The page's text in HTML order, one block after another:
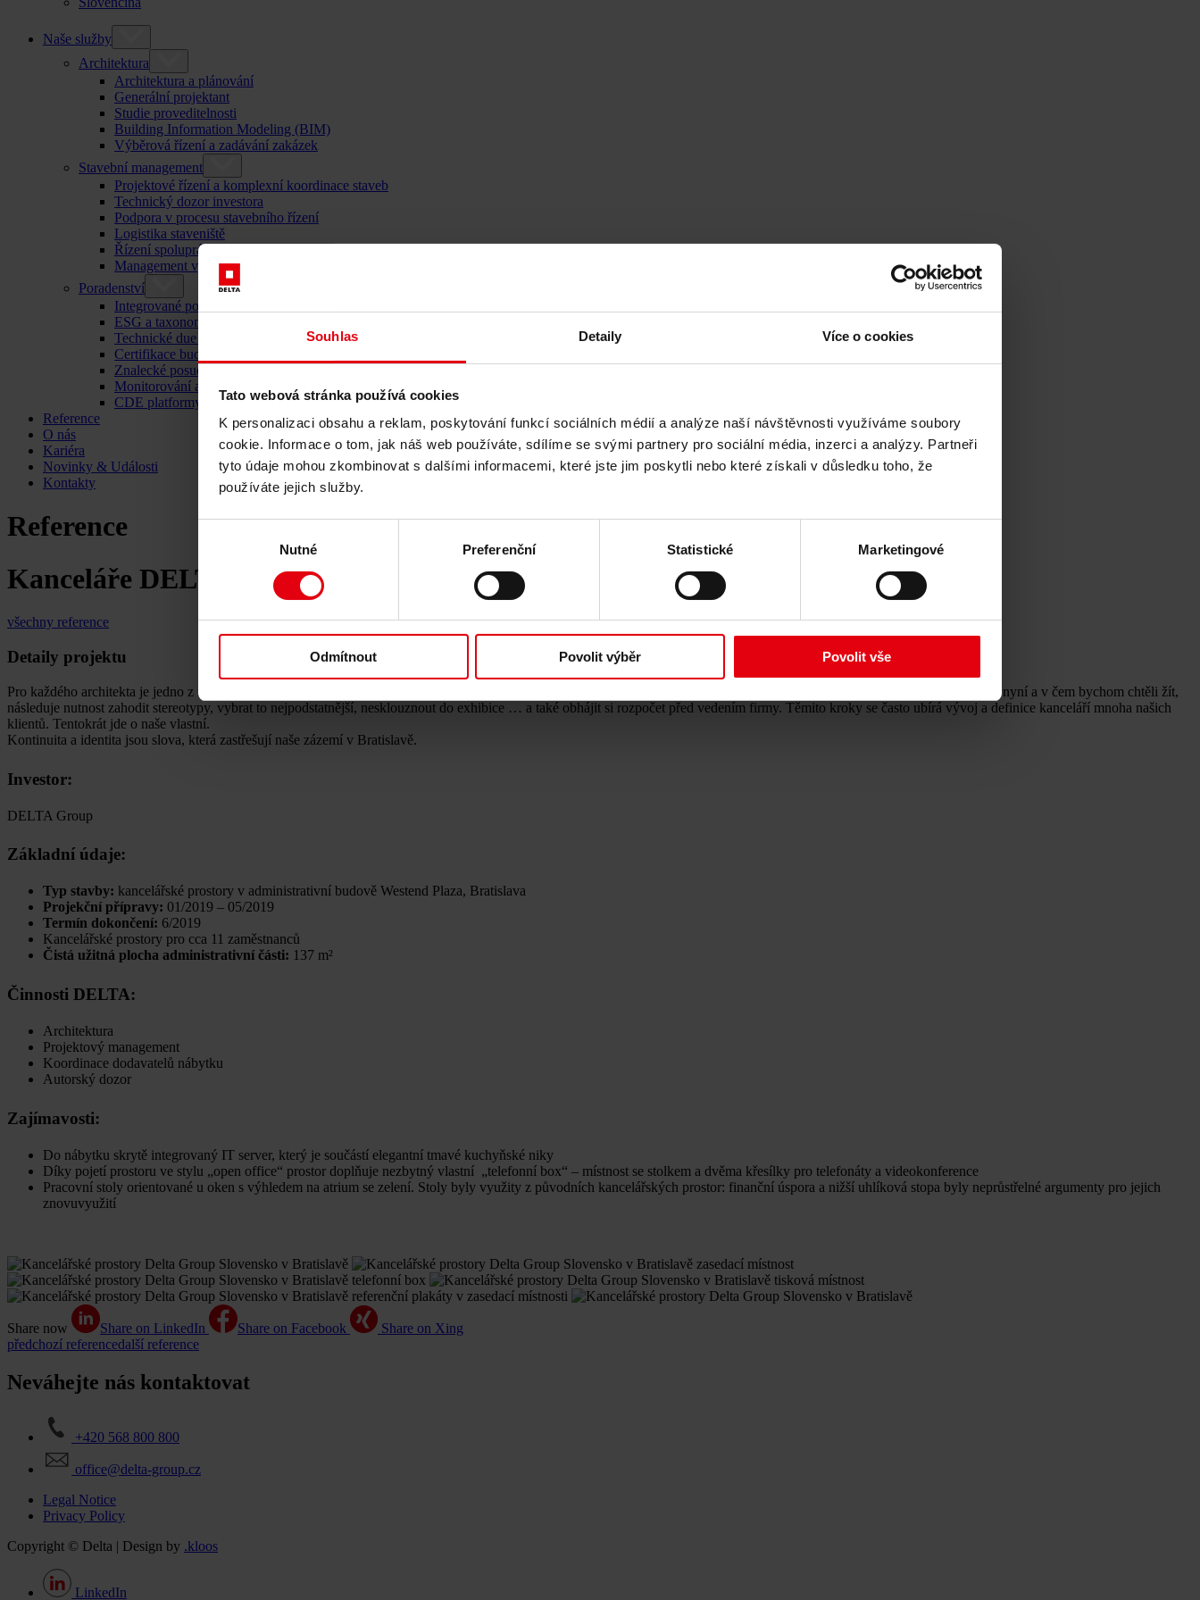
Souhlas Detaily Více o cookies
Tato webová stránka používá cookies
K personalizaci obsahu a reklam, poskytování funkcí sociálních médií a analýze naší návštěvnosti využíváme soubory
cookie. Informace o tom, jak náš web používáte, sdílíme se svými partnery pro sociální média, inzerci a analýzy. Partneři
tyto údaje mohou zkombinovat s dalšími informacemi, které jste jim poskytli nebo které získali v důsledku toho, že
používáte jejich služby.
Nutné Preferenční Statistické Marketingové
Odmítnout Povolit výběr Povolit vše
Naše služby
Architektura
Architektura a plánování
Generální projektant
Studie proveditelnosti
Building Information Modeling (BIM)
Výběrová řízení a zadávání zakázek
Stavební management
Projektové řízení a komplexní koordinace staveb
Technický dozor investora
Podpora v procesu stavebního řízení
Logistika staveniště
Řízení spolupráce
Management výběrového řízení a zadávání zakázek
Poradenství
Integrované poradenství
ESG a taxonomie EU – poradenství pro udržitelný rozvoj budov
Technické due diligence
Certifikace budov
Znalecké posudky
Monitorování a kontrola staveb
CDE platformy
Reference
O nás
Kariéra
Novinky & Události
Kontakty
Reference
Kanceláře DELTA Group SK, Bratislava
všechny reference
Detaily projektu
Pro každého architekta je jedno z nejtěžších zadání vlastní architektonický ateliér. Mnoho proměnných s mnoha řešeními a nejasným výsledkem. Nejdříve analýza, v čem žijeme nyní a v čem bychom chtěli žít,
následuje nutnost zahodit stereotypy, vybrat to nejpodstatnější, nesklouznout do exhibice … a také obhájit si rozpočet před vedením firmy. Těmito kroky se často ubírá vývoj a definice kanceláří mnoha našich
klientů. Tentokrát jde o naše vlastní.
Kontinuita a identita jsou slova, která zastřešují naše zázemí v Bratislavě.
Investor:
DELTA Group
Základní údaje:
Typ stavby: kancelářské prostory v administrativní budově Westend Plaza, Bratislava
Projekční přípravy: 01/2019 – 05/2019
Termín dokončení: 6/2019
Kancelářské prostory pro cca 11 zaměstnanců
Čistá užitná plocha administrativní části: 137 m²
Činnosti DELTA:
Architektura
Projektový management
Koordinace dodavatelů nábytku
Autorský dozor
Zajímavosti:
Do nábytku skrytě integrovaný IT server, který je součástí elegantní tmavé kuchyňské niky
Díky pojetí prostoru ve stylu „open office“ prostor doplňuje nezbytný vlastní „telefonní box“ – místnost se stolkem a dvěma křesílky pro telefonáty a videokonference
Pracovní stoly orientované u oken s výhledem na atrium se zelení. Stoly byly využity z původních kancelářských prostor: finanční úspora a nižší uhlíková stopa byly neprůstřelné argumenty pro jejich
znovuvyužití
Share now Share on LinkedIn Share on Facebook
Share on Xing
předchozí referencedalší reference
Neváhejte nás kontaktovat
+420 568 800 800
office@delta-group.cz
Legal Notice
Privacy Policy
Copyright © Delta | Design by .kloos
LinkedIn